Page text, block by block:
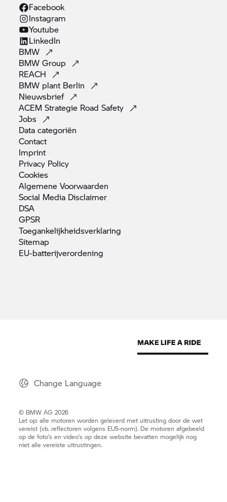
Facebook
Instagram
Youtube
LinkedIn
BMW
BMWGroup
REACH
BMW plant Berlin
Nieuwsbrief
ACEM Strategie RoadSafety
Jobs
Datacategoriën
Contact
Imprint
Privacy Policy
Cookies
AlgemeneVoorwaarden
Social Media Disclaimer
DSA
GPSR
Toegankelijkheidsverklaring
Sitemap
EU-batterijverordening
Change Language
© BMW AG 2026
Let op: alle motoren worden geleverd met uitrusting door de wet
vereist (vb. reflectoren volgens EU5-norm). De motoren afgebeeld
op de foto’s en video’s op deze website bevatten mogelijk nog
niet alle vereiste uitrustingen.